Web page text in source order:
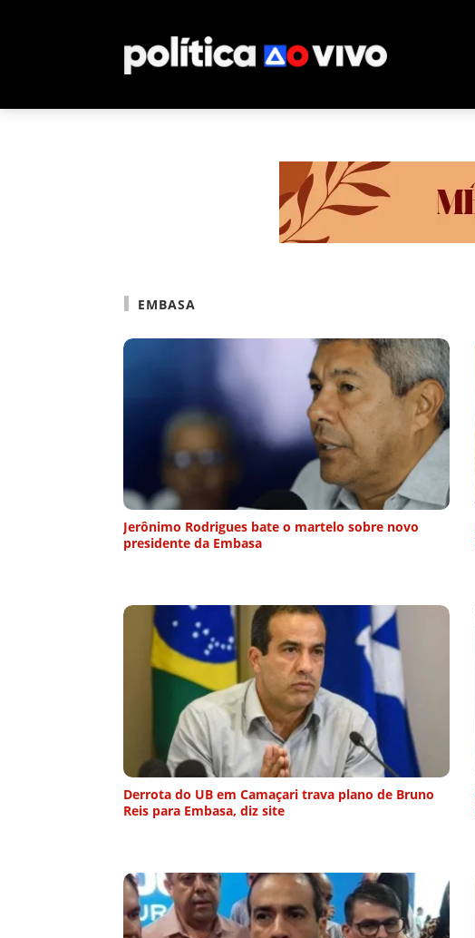
EMBASA
Jerônimo Rodrigues bate o martelo sobre novo
presidente da Embasa
Derrota do UB em Camaçari trava plano de Bruno
Reis para Embasa, diz site